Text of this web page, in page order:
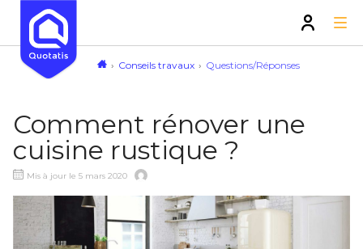
Conseils travaux Questions/Réponses
Comment rénover une
cuisine rustique ?
Mis à jour le 5 mars 2020